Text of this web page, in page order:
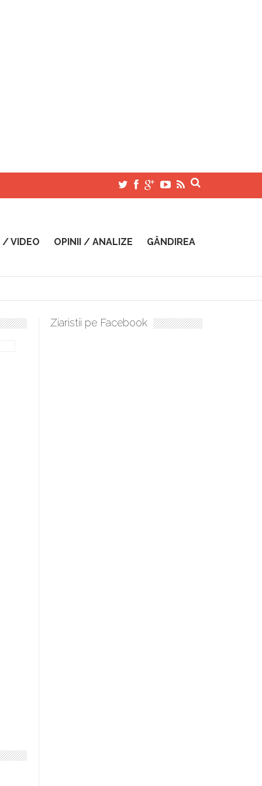
/ VIDEO OPINII / ANALIZE GÂNDIREA
sculați, boieri mari! Sara Nukina are nevoie de ajutorul nostru!
Ziaristii pe Facebook